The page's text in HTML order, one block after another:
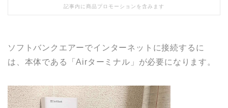
記事内に商品プロモーションを含みます
ソフトバンクエアーでインターネットに接続するに
は、本体である「Airターミナル」が必要になります。